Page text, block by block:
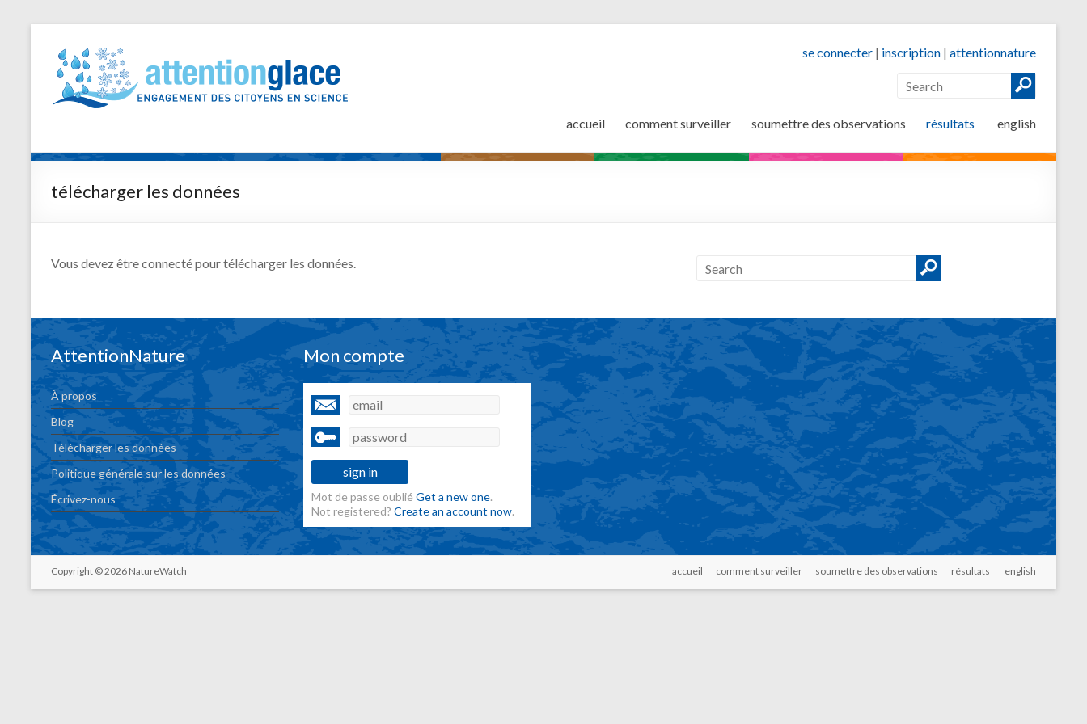
se connecter | inscription | attentionnature
accueil comment surveiller soumettre des observations résultats english
télécharger les données
Vous devez être connecté pour télécharger les données.
AttentionNature
À propos
Blog
Télécharger les données
Politique générale sur les données
Écrivez-nous
Mon compte
Mot de passe oublié Get a new one.
Not registered? Create an account now.
Copyright © 2026 NatureWatch accueil comment surveiller soumettre des observations résultats english